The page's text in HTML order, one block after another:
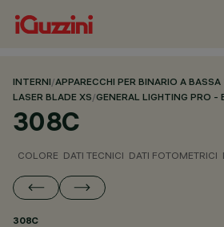
INTERNI/APPARECCHI PER BINARIO A
LASER BLADE XS/GENERAL LIGHTING PRO -
308C
COLORE DATI TECNICI DATI FOTOMETRICI
308C